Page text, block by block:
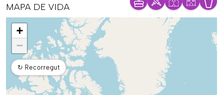
MAPA DE VIDA
Mapa
+
−
↻ Recorregut